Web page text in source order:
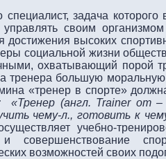
задача которого
управлять своим
высоких
социальной жизни
охватывающий порой
тренера большую моральную
«тренер в спорте»
«Тренер (англ. Trainerот –
чему-л., готовить к
учебно-
совершенствование
возможностей своих